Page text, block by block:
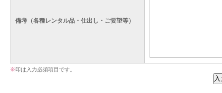
備考（各種レンタル品・仕出し・ご要望等）
※印は入力必須項目です。